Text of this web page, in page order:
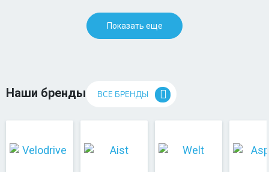
Показать еще
Наши бренды ВСЕ БРЕНДЫ